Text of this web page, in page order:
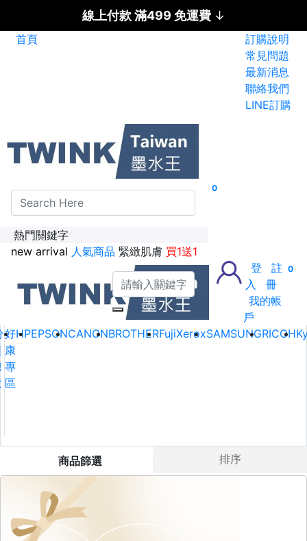
線上付款 滿499 免運費 ↓
首頁
碳粉匣全面特惠價
訂購說明
常見問題
最新消息
聯絡我們
LINE訂購
熱門關鍵字
new arrival 人氣商品 緊緻肌膚 買1送1
0
登
入
註
冊
我的帳
戶
0
好
康
專
區
HPEPSONCANONBROTHERFujiXeroxSAMSUNGRICOH
商品篩選 排序